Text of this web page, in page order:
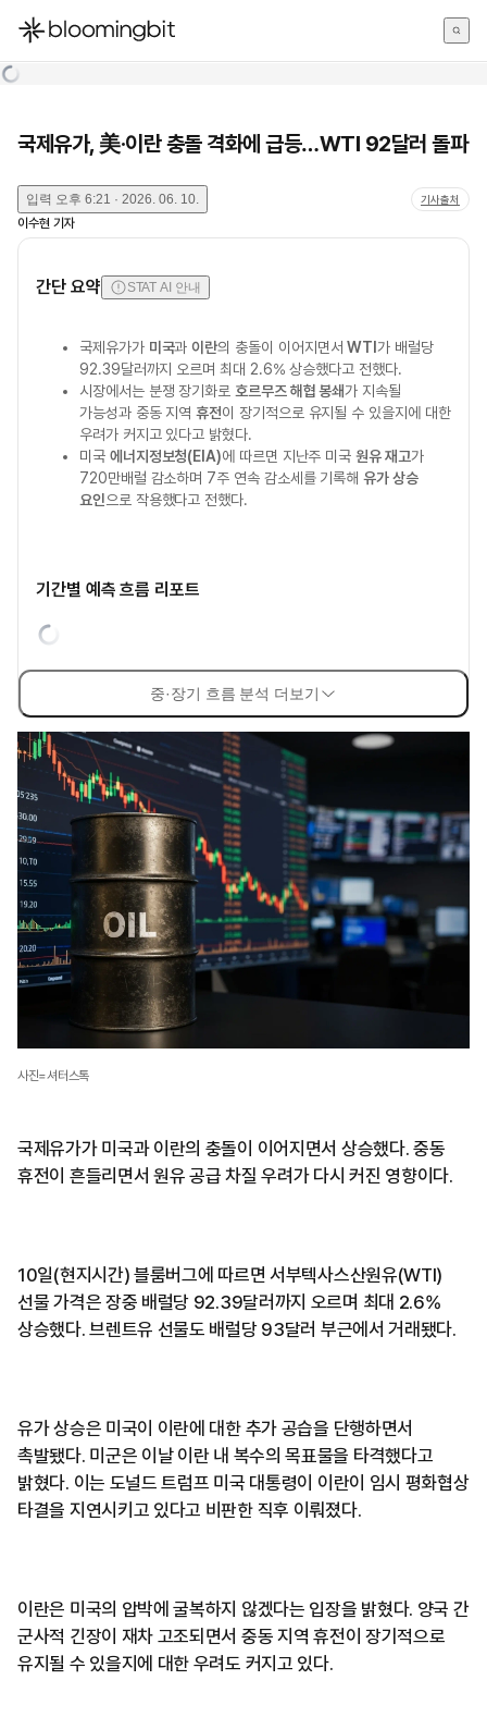
한국어
국제유가, 美·이란 충돌 격화에 급등…WTI 92달러 돌파
입력 오후 6:21 · 2026. 06. 10. 기사출처
이수현 기자
간단 요약 STAT AI 안내
국제유가가 미국과이란의 충돌이 이어지면서WTI가 배럴당
92.39달러까지 오르며 최대 2.6% 상승했다고 전했다.
시장에서는 분쟁 장기화로 호르무즈 해협 봉쇄가 지속될
가능성과 중동 지역휴전이 장기적으로 유지될 수 있을지에 대한
우려가 커지고 있다고 밝혔다.
미국 에너지정보청(EIA)에 따르면 지난주 미국원유 재고가
720만배럴 감소하며 7주 연속 감소세를 기록해유가 상승
요인으로 작용했다고 전했다.
기간별 예측 흐름 리포트
중·장기 흐름 분석 더보기
사진=셔터스톡
국제유가가 미국과 이란의 충돌이 이어지면서 상승했다. 중동
휴전이 흔들리면서 원유 공급 차질 우려가 다시 커진 영향이다.
10일(현지시간) 블룸버그에 따르면 서부텍사스산원유(WTI)
선물 가격은 장중 배럴당 92.39달러까지 오르며 최대 2.6%
상승했다. 브렌트유 선물도 배럴당 93달러 부근에서 거래됐다.
유가 상승은 미국이 이란에 대한 추가 공습을 단행하면서
촉발됐다. 미군은 이날 이란 내 복수의 목표물을 타격했다고
밝혔다. 이는 도널드 트럼프 미국 대통령이 이란이 임시 평화협상
타결을 지연시키고 있다고 비판한 직후 이뤄졌다.
이란은 미국의 압박에 굴복하지 않겠다는 입장을 밝혔다. 양국 간
군사적 긴장이 재차 고조되면서 중동 지역 휴전이 장기적으로
유지될 수 있을지에 대한 우려도 커지고 있다.